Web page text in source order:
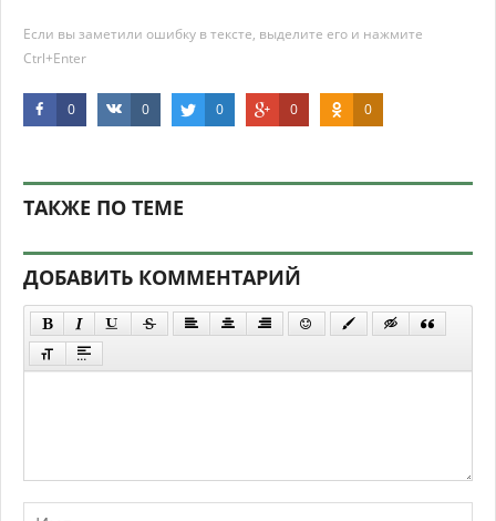
Если вы заметили ошибку в тексте, выделите его и нажмите
Ctrl+Enter
0 0 0 0 0
ТАКЖЕ ПО ТЕМЕ
ДОБАВИТЬ КОММЕНТАРИЙ